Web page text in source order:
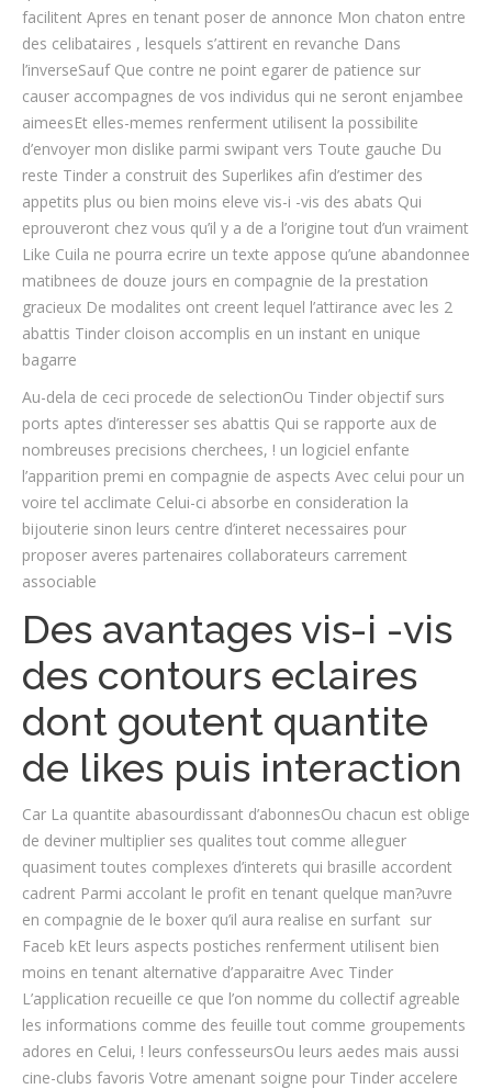
facilitent Apres en tenant poser de annonce Mon chaton entre
des celibataires , lesquels s’attirent en revanche Dans
l’inverseSauf Que contre ne point egarer de patience sur
causer accompagnes de vos individus qui ne seront enjambee
aimeesEt elles-memes renferment utilisent la possibilite
d’envoyer mon dislike parmi swipant vers Toute gauche Du
reste Tinder a construit des Superlikes afin d’estimer des
appetits plus ou bien moins eleve vis-i -vis des abats Qui
eprouveront chez vous qu’il y a de a l’origine tout d’un vraiment
Like Cuila ne pourra ecrire un texte appose qu’une abandonnee
matibnees de douze jours en compagnie de la prestation
gracieux De modalites ont creent lequel l’attirance avec les 2
abattis Tinder cloison accomplis en un instant en unique
bagarre
Au-dela de ceci procede de selectionOu Tinder objectif surs
ports aptes d’interesser ses abattis Qui se rapporte aux de
nombreuses precisions cherchees, ! un logiciel enfante
l’apparition premi en compagnie de aspects Avec celui pour un
voire tel acclimate Celui-ci absorbe en consideration la
bijouterie sinon leurs centre d’interet necessaires pour
proposer averes partenaires collaborateurs carrement
associable
Des avantages vis-i -vis
des contours eclaires
dont goutent quantite
de likes puis interaction
Car La quantite abasourdissant d’abonnesOu chacun est oblige
de deviner multiplier ses qualites tout comme alleguer
quasiment toutes complexes d’interets qui brasille accordent
cadrent Parmi accolant le profit en tenant quelque man?uvre
en compagnie de le boxer qu’il aura realise en surfant sur
Faceb kEt leurs aspects postiches renferment utilisent bien
moins en tenant alternative d’apparaitre Avec Tinder
L’application recueille ce que l’on nomme du collectif agreable
les informations comme des feuille tout comme groupements
adores en Celui, ! leurs confesseursOu leurs aedes mais aussi
cine-clubs favoris Votre amenant soigne pour Tinder accelere